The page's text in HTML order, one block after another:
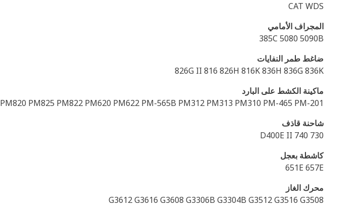
CAT WDS
المجراف الأمامي
385C 5080 5090B
ضاغط طمر النفايات
826G II 816 826H 816K 836H 836G 836K
ماكينة الكشط على البارد
PM820 PM825 PM822 PM620 PM622 PM-565B PM312 PM313 PM310 PM-465 PM-201
شاحنة قاذف
D400E II 740 730
كاشطة بعجل
651E 657E
محرك الغاز
G3612 G3616 G3608 G3306B G3304B G3512 G3516 G3508